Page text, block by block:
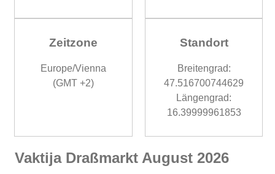
Zeitzone
Europe/Vienna
(GMT +2)
Standort
Breitengrad:
47.516700744629
Längengrad:
16.39999961853
Vaktija Draßmarkt August 2026